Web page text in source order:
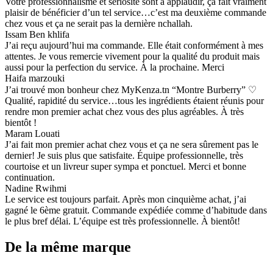
plaisir de bénéficier d’un tel service…c’est ma deuxième commande
chez vous et ça ne serait pas la dernière nchallah.
Issam Ben khlifa
J’ai reçu aujourd’hui ma commande. Elle était conformément à mes
attentes. Je vous remercie vivement pour la qualité du produit mais
aussi pour la perfection du service. À la prochaine. Merci
Haifa marzouki
J’ai trouvé mon bonheur chez MyKenza.tn “Montre Burberry” ♡
Qualité, rapidité du service…tous les ingrédients étaient réunis pour
rendre mon premier achat chez vous des plus agréables. À très
bientôt !
Maram Louati
J’ai fait mon premier achat chez vous et ça ne sera sûrement pas le
dernier! Je suis plus que satisfaite. Équipe professionnelle, très
courtoise et un livreur super sympa et ponctuel. Merci et bonne
continuation.
Nadine Rwihmi
Le service est toujours parfait. Après mon cinquième achat, j’ai
gagné le 6ème gratuit. Commande expédiée comme d’habitude dans
le plus bref délai. L’équipe est très professionnelle. À bientôt!
De la même marque